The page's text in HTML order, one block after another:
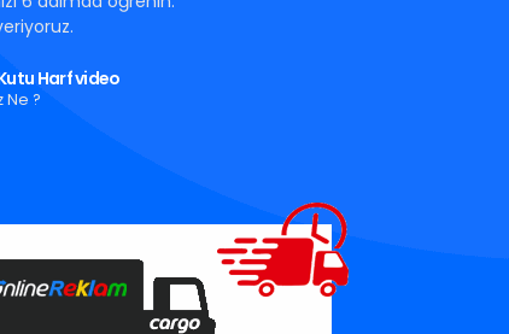
Harf video
Ne ?